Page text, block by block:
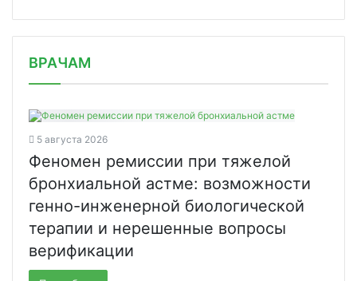
ВРАЧАМ
5 августа 2026
Феномен ремиссии при тяжелой
бронхиальной астме: возможности
генно-инженерной биологической
терапии и нерешенные вопросы
верификации